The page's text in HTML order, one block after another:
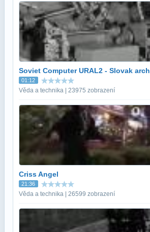
Soviet Computer URAL2 - Slovak
01:12
Věda a technika | 23975 zobrazení
Criss Angel
21:36
Věda a technika | 26599 zobrazení